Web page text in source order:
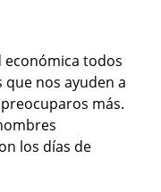
económica todos
nos ayuden a
más.
los días de